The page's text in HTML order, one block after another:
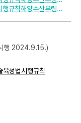
해양수산과학기술 육성법 시행규칙해양수산부령제00692호20240915.zip
행 2024.9.15.)
성법시행규칙